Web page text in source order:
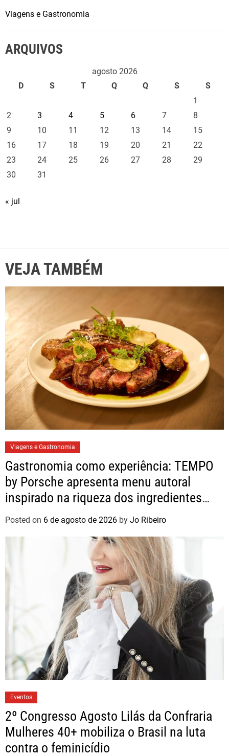
Viagens e Gastronomia
ARQUIVOS
agosto 2026
D
S T Q Q S
S
1
2
3 4 5 6 7
8
9
10 11 12 13 14
15
16
17 18 19 20 21
22
23
24 25 26 27 28
29
30
31
« jul
VEJA TAMBÉM
Viagens e Gastronomia
Gastronomia como experiência: TEMPO
by Porsche apresenta menu autoral
inspirado na riqueza dos ingredientes
brasileiros
Posted on 6 de agosto de 2026 by Jo Ribeiro
Eventos
2º Congresso Agosto Lilás da Confraria
Mulheres 40+ mobiliza o Brasil na luta
contra o feminicídio